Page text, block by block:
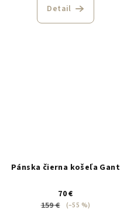
Detail
Pánska čierna košeľa Gant
70 €
159 €
(–55 %)